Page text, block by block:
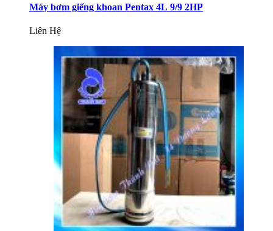
Máy bơm giếng khoan Pentax 4L 9/9 2HP
Liên Hệ